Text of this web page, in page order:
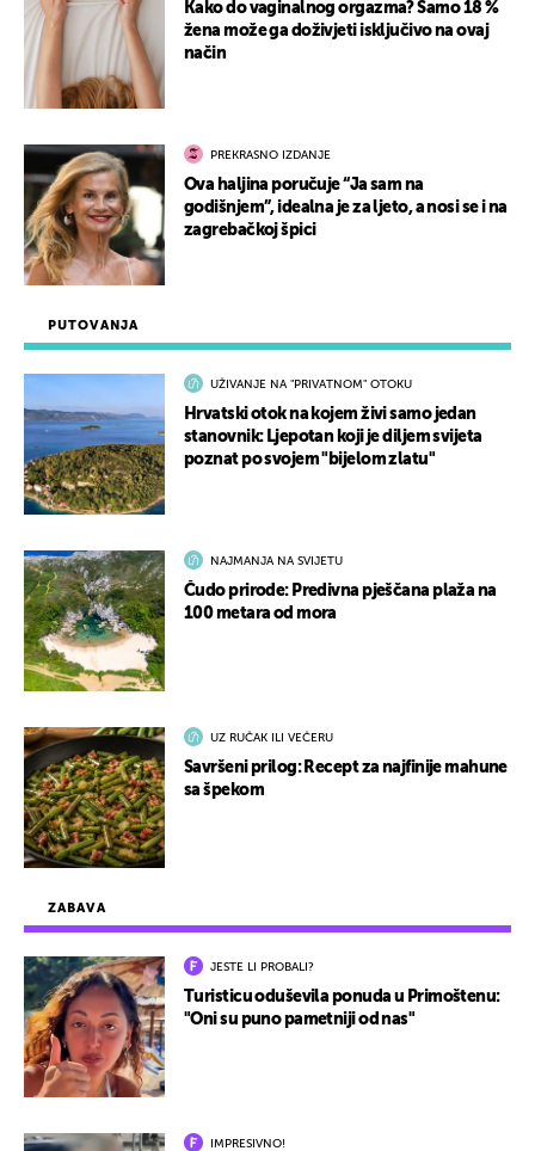
ZABAVA
JESTE LI PROBALI?
Turisticu oduševila ponuda u Primoštenu:
"Oni su puno pametniji od nas"
IMPRESIVNO!
PUTOVANJA
UŽIVANJE NA "PRIVATNOM" OTOKU
Hrvatski otok na kojem živi samo jedan
stanovnik: Ljepotan koji je diljem svijeta
poznat po svojem "bijelom zlatu"
NAJMANJA NA SVIJETU
Čudo prirode: Predivna pješčana plaža na
100 metara od mora
UZ RUČAK ILI VEČERU
Savršeni prilog: Recept za najfinije mahune
sa špekom
Kako do vaginalnog orgazma? Samo 18 %
žena može ga doživjeti isključivo na ovaj
način
PREKRASNO IZDANJE
Ova haljina poručuje “Ja sam na
godišnjem”, idealna je za ljeto, a nosi se i na
zagrebačkoj špici